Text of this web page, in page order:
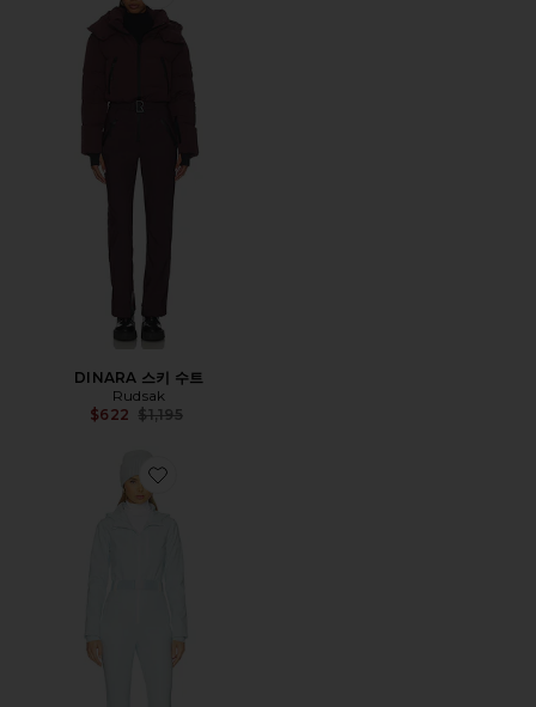
Favorite DINARA 스키 수트
DINARA 스키 수트
Rudsak
$622 Previous price:
$1,195
Favorite MINKA 수트